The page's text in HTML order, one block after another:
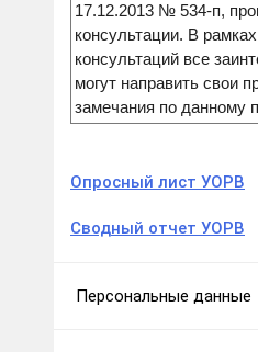
17.12.2013 № 534-п,
консультации. В
консультаций все
могут направить свои
замечания по данному
Опросный лист УОРВ
Сводный отчет УОРВ
Персональные данные